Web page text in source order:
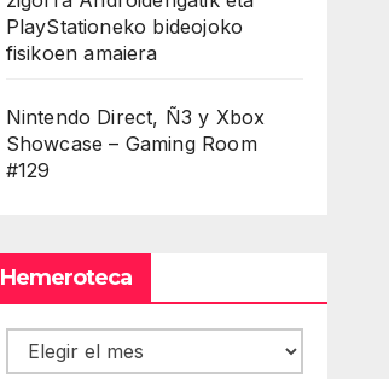
PlayStationeko bideojoko
fisikoen amaiera
Nintendo Direct, Ñ3 y Xbox
Showcase – Gaming Room
#129
Hemeroteca
Hemeroteca